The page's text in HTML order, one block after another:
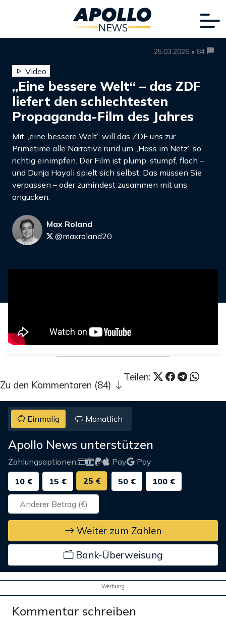
25.03.2026 • 84
Video
„Eine bessere Welt“ – das ZDF
liefert den schlechtesten
Propaganda-Film des Jahres
Mit „eine bessere Welt“ will das ZDF uns zur
Primetime alle Narrative rund um „Hass im Netz“ so
richtig einimpfen. Der Film ist plump, stumpf, flach –
und Dunja Hayali spielt sich selbst. Das müssen Sie
verpassen – oder zumindest zusammen mit uns
angucken.
Max Roland
@maxroland20
Teilen:
Zu den Kommentaren (84)
Einmalig Monatlich
Apollo News unterstützen
Zahlungsoptionen: Pay
Pay
10 €
15 € 25 € 50 € 100 €
Weiter zum Zahlen
Bank-Überweisung
Werbung
Kommentar schreiben